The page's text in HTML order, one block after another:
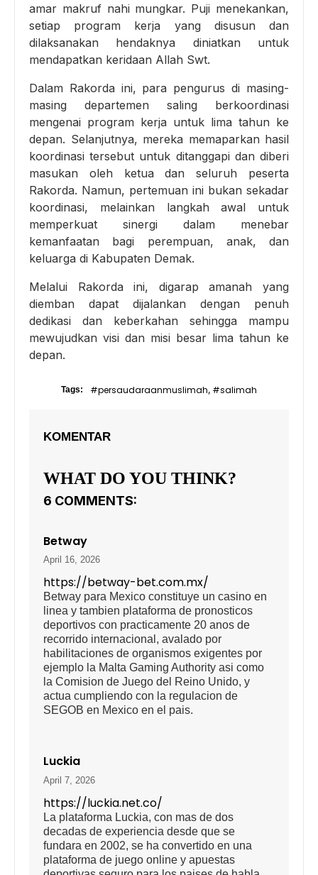
amar makruf nahi mungkar. Puji menekankan,
setiap program kerja yang disusun dan
dilaksanakan hendaknya diniatkan untuk
mendapatkan keridaan Allah Swt.
Dalam Rakorda ini, para pengurus di masing-
masing departemen saling berkoordinasi
mengenai program kerja untuk lima tahun ke
depan. Selanjutnya, mereka memaparkan hasil
koordinasi tersebut untuk ditanggapi dan diberi
masukan oleh ketua dan seluruh peserta
Rakorda. Namun, pertemuan ini bukan sekadar
koordinasi, melainkan langkah awal untuk
memperkuat sinergi dalam menebar
kemanfaatan bagi perempuan, anak, dan
keluarga di Kabupaten Demak.
Melalui Rakorda ini, digarap amanah yang
diemban dapat dijalankan dengan penuh
dedikasi dan keberkahan sehingga mampu
mewujudkan visi dan misi besar lima tahun ke
depan.
Tags: #persaudaraanmuslimah, #salimah
KOMENTAR
WHAT DO YOU THINK?
6 COMMENTS:
Betway
April 16, 2026
https://betway-bet.com.mx/
Betway para Mexico constituye un casino en
linea y tambien plataforma de pronosticos
deportivos con practicamente 20 anos de
recorrido internacional, avalado por
habilitaciones de organismos exigentes por
ejemplo la Malta Gaming Authority asi como
la Comision de Juego del Reino Unido, y
actua cumpliendo con la regulacion de
SEGOB en Mexico en el pais.
Luckia
April 7, 2026
https://luckia.net.co/
La plataforma Luckia, con mas de dos
decadas de experiencia desde que se
fundara en 2002, se ha convertido en una
plataforma de juego online y apuestas